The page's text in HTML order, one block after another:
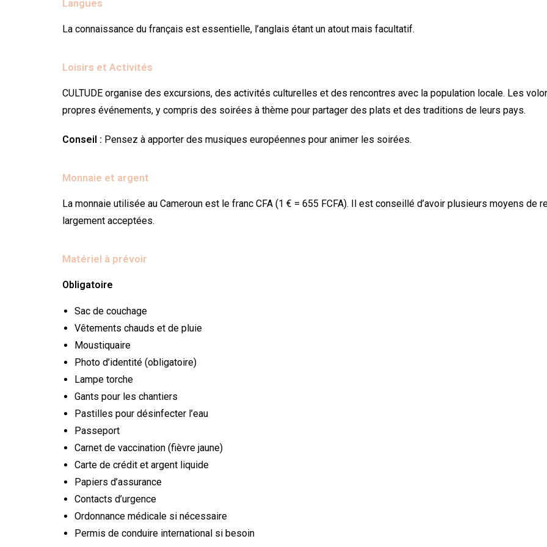
Langues
La connaissance du français est essentielle, l’anglais étant un atout mais facultatif.
Loisirs et Activités
CULTUDE organise des excursions, des activités culturelles et des rencontres avec la population locale. Les
propres événements, y compris des soirées à thème pour partager des plats et des traditions de leurs pays.
Conseil : Pensez à apporter des musiques européennes pour animer les soirées.
Monnaie et argent
La monnaie utilisée au Cameroun est le franc CFA (1 € = 655 FCFA). Il est conseillé d’avoir plusieurs moyens de
largement acceptées.
Matériel à prévoir
Obligatoire
Sac de couchage
Vêtements chauds et de pluie
Moustiquaire
Photo d’identité (obligatoire)
Lampe torche
Gants pour les chantiers
Pastilles pour désinfecter l’eau
Passeport
Carnet de vaccination (fièvre jaune)
Carte de crédit et argent liquide
Papiers d’assurance
Contacts d’urgence
Ordonnance médicale si nécessaire
Permis de conduire international si besoin